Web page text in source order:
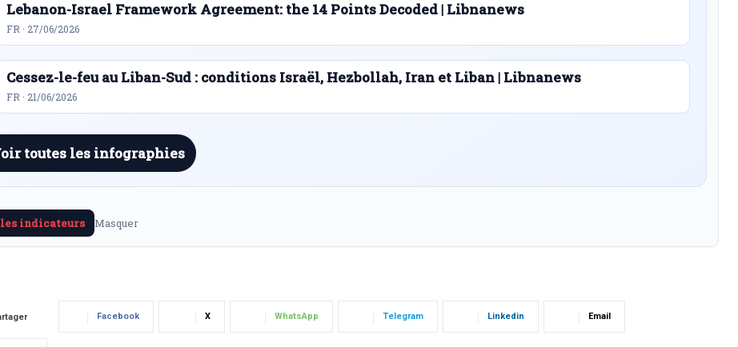
Lebanon-Israel Framework Agreement: the 14 Points Decoded | Libnanews
FR · 27/06/2026
Cessez-le-feu au Liban-Sud : conditions Israël, Hezbollah, Iran et Liban | Libnanews
FR · 21/06/2026
toutes les infographies
indicateurs Masquer
Facebook X WhatsApp Telegram Linkedin Email